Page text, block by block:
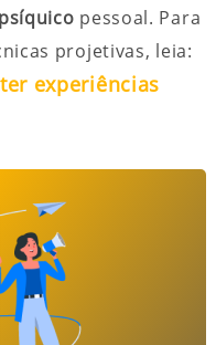
pessoal. Para
projetivas, leia:
experiências